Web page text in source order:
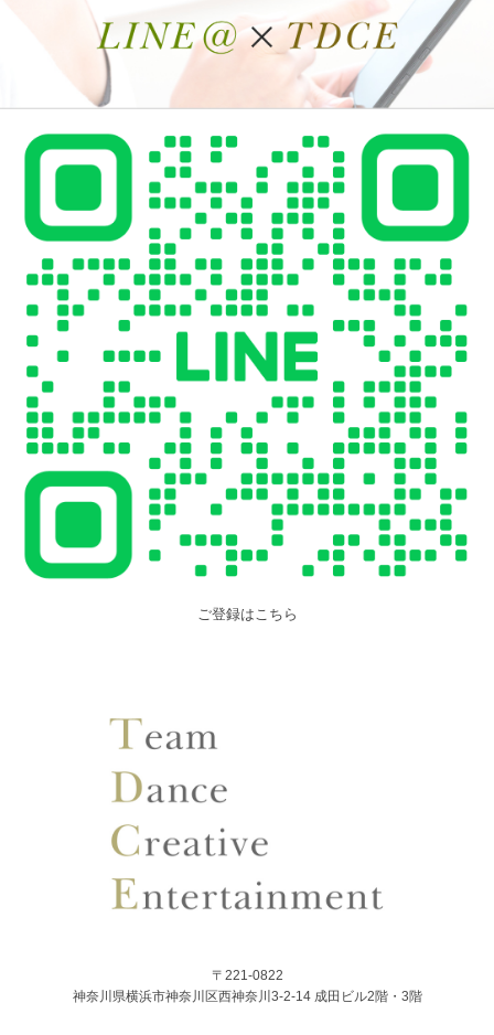
ご登録はこちら
〒221-0822
神奈川県横浜市神奈川区西神奈川3-2-14 成田ビル2階・3階